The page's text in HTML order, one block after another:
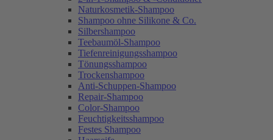
Naturkosmetik-Shampoo
Shampoo ohne Silikone & Co.
Silbershampoo
Teebaumöl-Shampoo
Tiefenreinigungsshampoo
Tönungsshampoo
Trockenshampoo
Anti-Schuppen-Shampoo
Repair-Shampoo
Color-Shampoo
Feuchtigkeitsshampoo
Festes Shampoo